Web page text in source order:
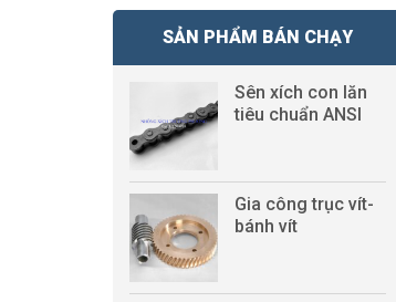
SẢN PHẨM BÁN CHẠY
Sên xích con lăn
tiêu chuẩn ANSI
Gia công trục vít-
bánh vít